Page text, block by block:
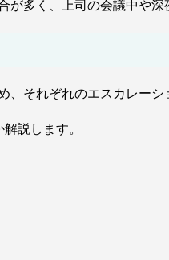
が多く、上司の会議中や深
それぞれのエスカレーシ
説します。